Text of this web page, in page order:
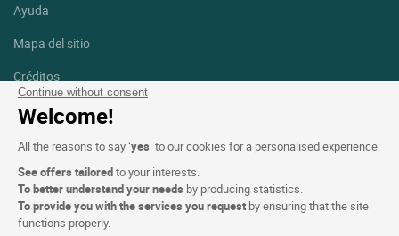
Continue without consent
Welcome!
All the reasons to say ‘yes’ to our cookies for a personalised experience:
See offers tailoredto your interests.
To better understand your needs by producing statistics.
To provide you with the services you request by ensuring that the site
functions properly.
Ayuda
Mapa del sitio
Créditos
fotografías
Facebook
Instagram
Linkedin